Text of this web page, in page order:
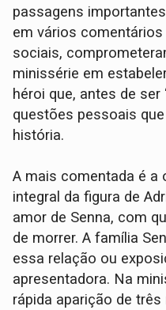
passagens
em vários
sociais,
minissérie em
héroi que, antes de
questões pessoais
história.
A mais comentada é a
integral da figura de
amor de Senna, com
de morrer. A família
essa relação ou
apresentadora. Na
rápida aparição de